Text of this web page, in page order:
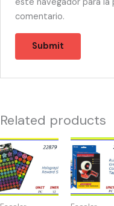
comentario.
Related products
22879
-
HOLOGRAPHIC
144
STICKERS
21435
-
MAQUINA
PARA
TAPE